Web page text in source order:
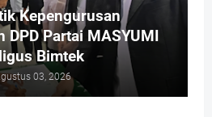
Kepengurusan
DPD Partai MASYUMI
Bimtek
03, 2026